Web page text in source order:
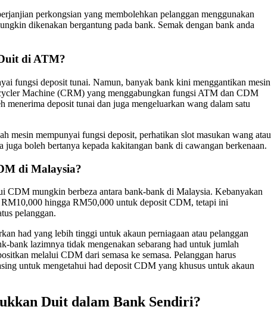
perkongsian yang membolehkan pelanggan menggunakan
dikenakan bergantung pada bank. Semak dengan bank anda
di ATM?
fungsi deposit tunai. Namun, banyak bank kini menggantikan mesin
Machine (CRM) yang menggabungkan fungsi ATM dan CDM
menerima deposit tunai dan juga mengeluarkan wang dalam satu
mesin mempunyai fungsi deposit, perhatikan slot masukan wang atau
juga boleh bertanya kepada kakitangan bank di cawangan berkenaan.
di Malaysia?
CDM mungkin berbeza antara bank-bank di Malaysia. Kebanyakan
RM10,000 hingga RM50,000 untuk deposit CDM, tetapi ini
pelanggan.
had yang lebih tinggi untuk akaun perniagaan atau pelanggan
bank lazimnya tidak mengenakan sebarang had untuk jumlah
melalui CDM dari semasa ke semasa. Pelanggan harus
untuk mengetahui had deposit CDM yang khusus untuk akaun
Duit dalam Bank Sendiri?